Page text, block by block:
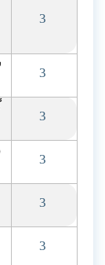
3
3
3
3
3
3